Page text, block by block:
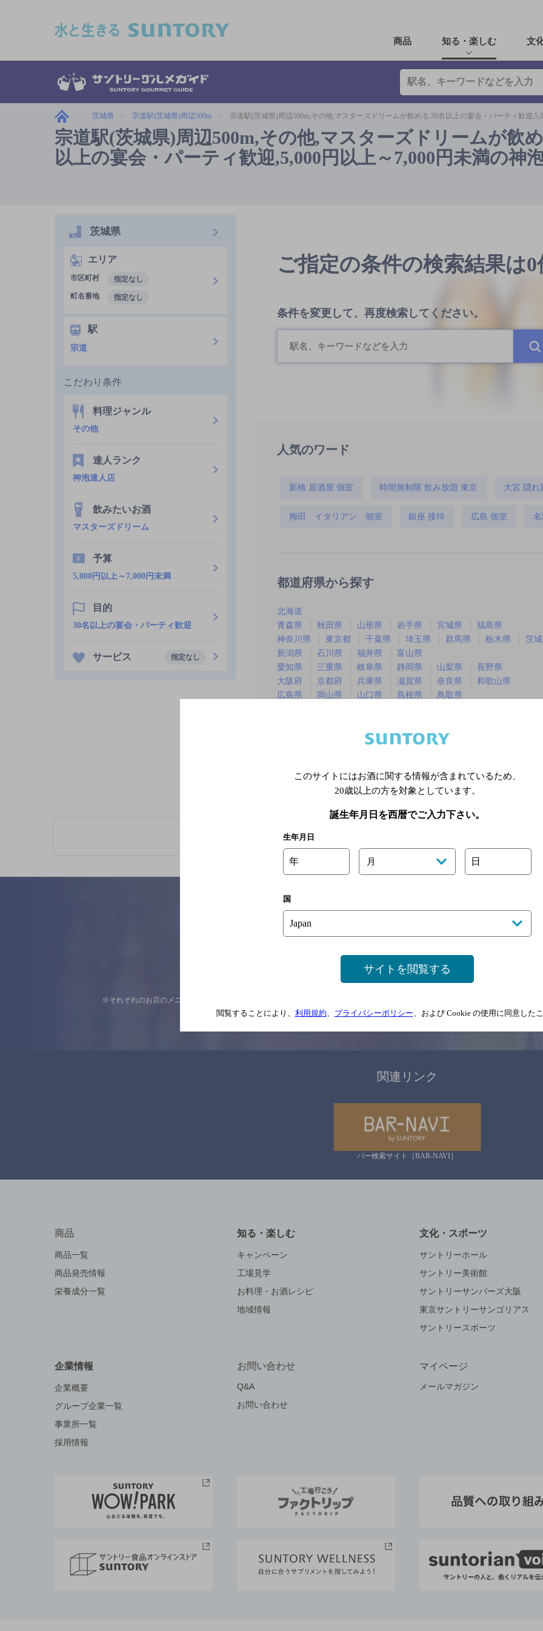
商品 知る・楽しむ 文
茨城県 宗道駅(茨城県)周辺500m 宗道駅(茨城県)周辺500m,その他,マスターズドリームが飲める,30名以上の宴会・パーティ歓迎
宗道駅(茨城県)周辺500m,その他,マスターズドリームが飲
以上の宴会・パーティ歓迎,5,000円以上～7,000円未満の神
ご指定の条件の検索結果は0
条件を変更して、再度検索してください。
人気のワード
新橋 居酒屋 個室 時間無制限 飲み放題 東京 大宮 隠れ
梅田 イタリアン 個室 銀座 接待 広島 個室
都道府県から探す
北海道
青森県
秋田県 山形県 岩手県 宮城県
福島県
神奈川県
東京都 千葉県 埼玉県 群馬県 栃木県
茨
新潟県
石川県 福井県
富山県
愛知県
三重県 岐阜県 静岡県 山梨県
長野県
大阪府
京都府 兵庫県 滋賀県 奈良県
和歌山県
広島県
岡山県 山口県 島根県
鳥取県
※店舗によりハイボール取り扱い銘
茨城県
エリア
市区町村
指定なし
町名番地
指定なし
駅
宗道
こだわり条件
料理ジャンル
その他
達人ランク
神泡達人店
飲みたいお酒
マスターズドリーム
予算
5,000円以上～7,000円未満
目的
30名以上の宴会・パーティ歓迎
サービス 指定なし
ご意見・ご感想
※それぞれのお店のメニューや営業時間などの掲載情報については、 念のためお店にご確
関連リンク
バー検索サイト［BAR-NAVI］
商品
商品一覧
商品発売情報
栄養成分一覧
知る・楽しむ
キャンペーン
工場見学
お料理・お酒レシピ
地域情報
文化・スポーツ
サントリーホール
サントリー美術館
サントリーサンバーズ大阪
東京サントリーサンゴリアス
サントリースポーツ
企業情報
企業概要
グループ企業一覧
事業所一覧
採用情報
お問い合わせ
Q&A
お問い合わせ
マイページ
メールマガジン
このサイトにはお酒に関する情報が含まれているため、
20歳以上の方を対象としています。
誕生年月日を西暦でご入力下さい。
生年月日
年 月 日
国
サイトを閲覧する
閲覧することにより、 利用規約、 プライバシーポリシー、および Cookie の使用に同意した